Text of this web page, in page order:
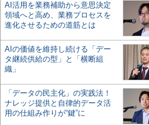
AI活用を業務補助から意思決定
領域へと高め、業務プロセスを
進化させるための道筋とは
AIの価値を維持し続ける「デー
タ継続供給の型」と「横断組
織」
「データの民主化」の実践法！
ナレッジ提供と自律的データ活
用の仕組み作りが“鍵”に